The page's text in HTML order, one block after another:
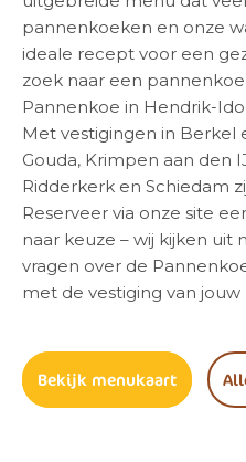
pannenkoeken en onze
ideale recept voor een
zoek naar een
Pannenkoe in Hendrik-
Met vestigingen in Berkel
Gouda, Krimpen aan den
Ridderkerk en Schiedam
Reserveer via onze site
naar keuze – wij kijken uit
vragen over de
met de vestiging van
Bekijk menukaart